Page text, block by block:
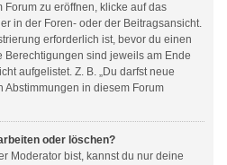
zu eröffnen, klicke auf das
in der Foren- oder der Beitragsansicht.
erforderlich ist, bevor du einen
Berechtigungen sind jeweils am Ende
aufgelistet. Z. B. „Du darfst neue
Abstimmungen in diesem Forum
oder löschen?
Moderator bist, kannst du nur deine